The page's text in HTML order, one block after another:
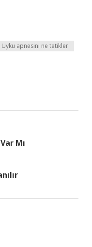
Uyku apnesini ne tetikler
Mı